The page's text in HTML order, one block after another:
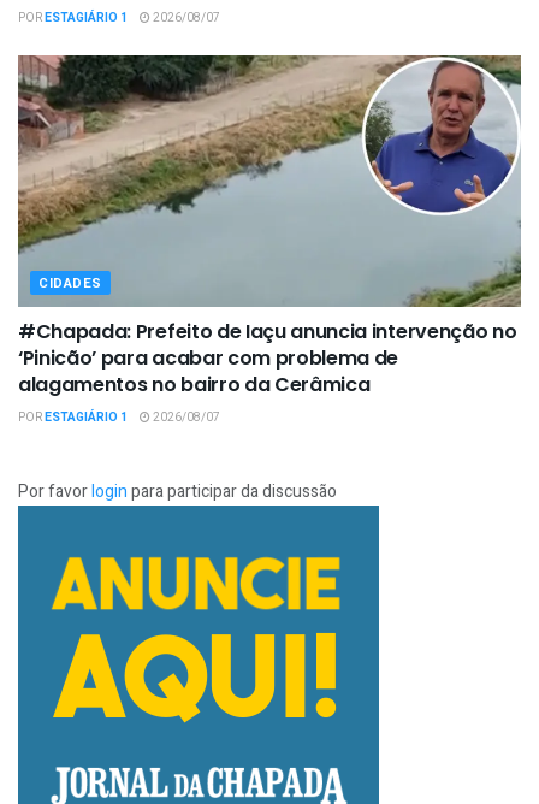
PORESTAGIÁRIO 1 2026/08/07
CIDADES
#Chapada: Prefeito de Iaçu anuncia intervenção no
‘Pinicão’ para acabar com problema de
alagamentos no bairro da Cerâmica
PORESTAGIÁRIO 1 2026/08/07
Por favorloginpara participar da discussão